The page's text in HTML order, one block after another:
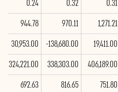
0.31
0.32
0.24
1,271.21
970.11
944.78
19,411.00
-138,680.00
30,953.00
406,189.00
338,303.00
324,221.00
751.80
816.65
692.63